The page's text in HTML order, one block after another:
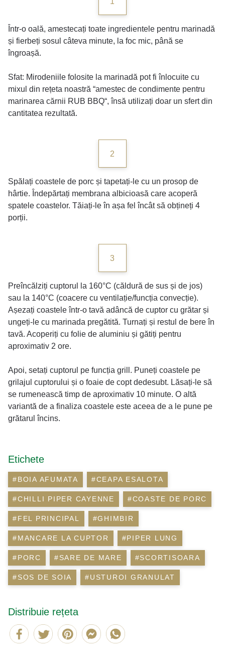
Într-o oală, amestecați toate ingredientele pentru marinadă
și fierbeți sosul câteva minute, la foc mic, până se
îngroașă.
Sfat: Mirodeniile folosite la marinadă pot fi înlocuite cu
mixul din rețeta noastră “amestec de condimente pentru
marinarea cărnii RUB BBQ“, însă utilizați doar un sfert din
cantitatea rezultată.
2
Spălați coastele de porc și tapetați-le cu un prosop de
hârtie. Îndepărtați membrana albicioasă care acoperă
spatele coastelor. Tăiați-le în așa fel încât să obțineți 4
porții.
3
Preîncălziți cuptorul la 160°C (căldură de sus și de jos)
sau la 140°C (coacere cu ventilație/funcția convecție).
Așezați coastele într-o tavă adâncă de cuptor cu grătar și
ungeți-le cu marinada pregătită. Turnați și restul de bere în
tavă. Acoperiți cu folie de aluminiu și gătiți pentru
aproximativ 2 ore.
Apoi, setați cuptorul pe funcția grill. Puneți coastele pe
grilajul cuptorului și o foaie de copt dedesubt. Lăsați-le să
se rumenească timp de aproximativ 10 minute. O altă
variantă de a finaliza coastele este aceea de a le pune pe
grătarul încins.
Etichete
#BOIA AFUMATA #CEAPA ESALOTA
#CHILLI PIPER CAYENNE #COASTE DE PORC
#FEL PRINCIPAL #GHIMBIR
#MANCARE LA CUPTOR #PIPER LUNG
#PORC #SARE DE MARE #SCORTISOARA
#SOS DE SOIA #USTUROI GRANULAT
Distribuie rețeta